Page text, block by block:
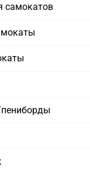
самокатов